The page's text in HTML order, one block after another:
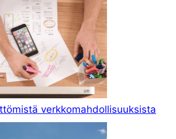
verkkomahdollisuuksista